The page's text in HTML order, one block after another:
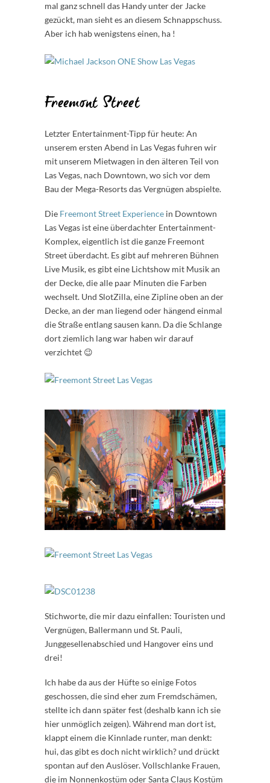
mal ganz schnell das Handy unter der Jacke
gezückt, man sieht es an diesem Schnappschuss.
Aber ich hab wenigstens einen, ha !
Freemont Street
Letzter Entertainment-Tipp für heute: An
unserem ersten Abend in Las Vegas fuhren wir
mit unserem Mietwagen in den älteren Teil von
Las Vegas, nach Downtown, wo sich vor dem
Bau der Mega-Resorts das Vergnügen abspielte.
Die Freemont Street Experience in Downtown
Las Vegas ist eine überdachter Entertainment-
Komplex, eigentlich ist die ganze Freemont
Street überdacht. Es gibt auf mehreren Bühnen
Live Musik, es gibt eine Lichtshow mit Musik an
der Decke, die alle paar Minuten die Farben
wechselt. Und SlotZilla, eine Zipline oben an der
Decke, an der man liegend oder hängend einmal
die Straße entlang sausen kann. Da die Schlange
dort ziemlich lang war haben wir darauf
verzichtet 😉
Stichworte, die mir dazu einfallen: Touristen und
Vergnügen, Ballermann und St. Pauli,
Junggesellenabschied und Hangover eins und
drei!
Ich habe da aus der Hüfte so einige Fotos
geschossen, die sind eher zum Fremdschämen,
stellte ich dann später fest (deshalb kann ich sie
hier unmöglich zeigen). Während man dort ist,
klappt einem die Kinnlade runter, man denkt:
hui, das gibt es doch nicht wirklich? und drückt
spontan auf den Auslöser. Vollschlanke Frauen,
die im Nonnenkostüm oder Santa Claus Kostüm